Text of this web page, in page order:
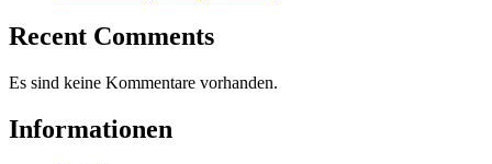
Recent Comments
Es sind keine Kommentare vorhanden.
Informationen